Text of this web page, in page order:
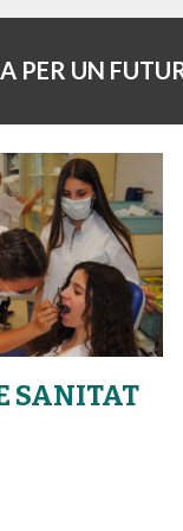
PER UN
SANITAT